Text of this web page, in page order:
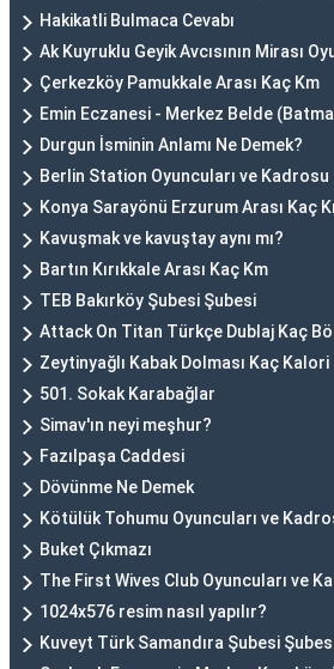
Hakikatli Bulmaca Cevabı
Ak Kuyruklu Geyik Avcısının Mirası
Çerkezköy Pamukkale Arası Kaç Km
Emin Eczanesi - Merkez Belde
Durgun İsminin Anlamı Ne Demek?
Berlin Station Oyuncuları ve Kadrosu
Konya Sarayönü Erzurum Arası Kaç
Kavuşmak ve kavuştay aynı mı?
Bartın Kırıkkale Arası Kaç Km
TEB Bakırköy Şubesi Şubesi
Attack On Titan Türkçe Dublaj Kaç
Zeytinyağlı Kabak Dolması Kaç Kalori
501. Sokak Karabağlar
Simav'ın neyi meşhur?
Fazılpaşa Caddesi
Dövünme Ne Demek
Kötülük Tohumu Oyuncuları ve
Buket Çıkmazı
The First Wives Club Oyuncuları ve
1024x576 resim nasıl yapılır?
Kuveyt Türk Samandıra Şubesi